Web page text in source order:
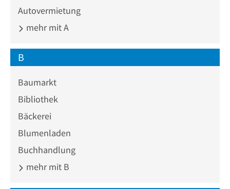
Autovermietung
mehr mit A
B
Baumarkt
Bibliothek
Bäckerei
Blumenladen
Buchhandlung
mehr mit B